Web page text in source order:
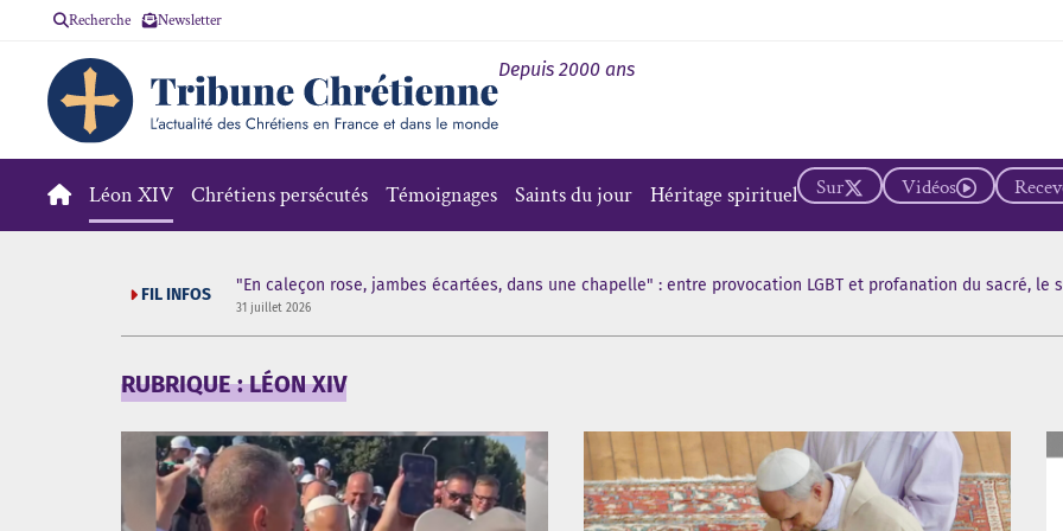
Recherche Newsletter
Depuis 2000 ans
Léon XIV Chrétiens persécutés Témoignages Saints du jour Héritage spirituel Vidéos
Sur
FIL INFOS "En caleçon rose, jambes écartées, dans une chapelle" : entre provocation LGBT et profanation du sacré, le
31 juillet 2026
RUBRIQUE : LÉON XIV